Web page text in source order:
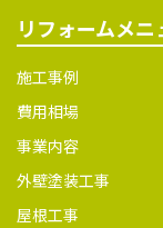
積もり金額も納得で
をお願いすることに
た。 施工内容外壁塗
リフォームメニ
施工事例
費用相場
事業内容
外壁塗装工事
屋根工事